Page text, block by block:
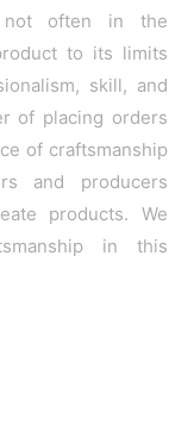
not often in the
to its limits
skill, and
of placing orders
of craftsmanship
and producers
products. We
in this